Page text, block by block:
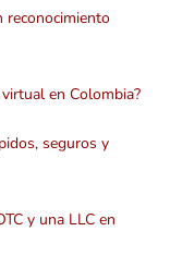
reconocimiento
en Colombia?
seguros y
y una LLC en